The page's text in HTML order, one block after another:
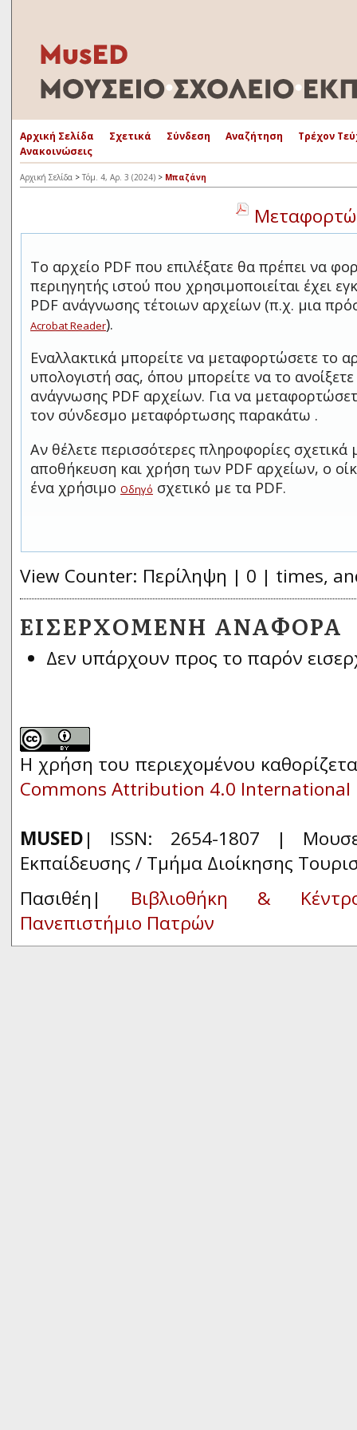
Αρχική Σελίδα Σχετικά Σύνδεση Αναζήτηση
Τρέχον
Ανακοινώσεις
Αρχική Σελίδα > Τόμ. 4, Αρ. 3 (2024) > Μπαζάνη
Το αρχείο PDF που επιλέξατε θα πρέπει να
περιηγητής ιστού που χρησιμοποιείται έχει
PDF ανάγνωσης τέτοιων αρχείων (π.χ. μια
Acrobat Reader).
Εναλλακτικά μπορείτε να μεταφορτώσετε το
υπολογιστή σας, όπου μπορείτε να το
ανάγνωσης PDF αρχείων. Για να
τον σύνδεσμο μεταφόρτωσης παρακάτω .
Αν θέλετε περισσότερες πληροφορίες
αποθήκευση και χρήση των PDF αρχείων, ο
ένα χρήσιμο Οδηγό σχετικό με τα PDF.
View Counter: Περίληψη | 0 | times,
ΕΙΣΕΡΧΌΜΕΝΗ ΑΝΑΦΟΡΆ
Δεν υπάρχουν προς το παρόν
Η χρήση του περιεχομένου
Commons Attribution 4.0 International
MUSED| ISSN: 2654-1807 |
Εκπαίδευσης / Τμήμα Διοίκησης
Πασιθέη| Βιβλιοθήκη &
Πανεπιστήμιο Πατρών